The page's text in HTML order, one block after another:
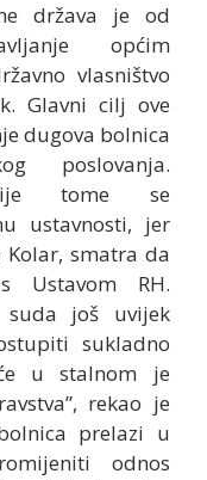
država je od
općim
vlasništvo
Glavni cilj ove
dugova bolnica
poslovanja.
tome se
ustavnosti, jer
smatra da
Ustavom RH.
suda još uvijek
sukladno
u stalnom je
rekao je
prelazi u
odnos